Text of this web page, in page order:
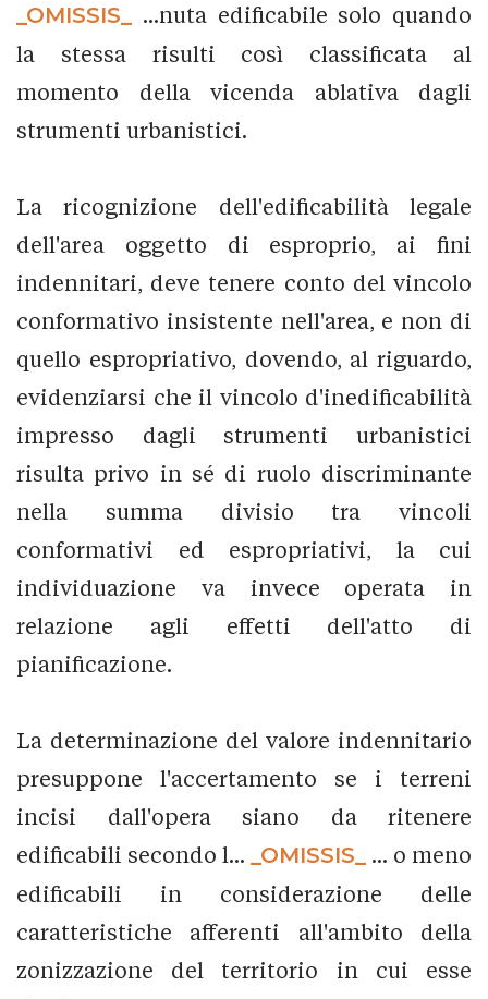
_OMISSIS_
...nuta edificabile solo quando
la stessa risulti così classificata al
momento della vicenda ablativa dagli
strumenti urbanistici.
La ricognizione dell'edificabilità legale
dell'area oggetto di esproprio, ai fini
indennitari, deve tenere conto del vincolo
conformativo insistente nell'area, e non di
quello espropriativo, dovendo, al riguardo,
evidenziarsi che il vincolo d'inedificabilità
impresso dagli strumenti urbanistici
risulta privo in sé di ruolo discriminante
nella summa divisio tra vincoli
conformativi ed espropriativi, la cui
individuazione va invece operata in
relazione agli effetti dell'atto di
pianificazione.
La determinazione del valore indennitario
presuppone l'accertamento se i terreni
incisi dall'opera siano da ritenere
edificabili secondo l...
_OMISSIS_
... o meno
edificabili in considerazione delle
caratteristiche afferenti all'ambito della
zonizzazione del territorio in cui esse